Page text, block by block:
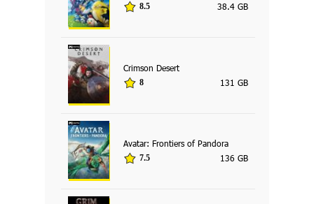
8.5 38.4 GB
Crimson Desert
8 131 GB
Avatar: Frontiers of Pandora
7.5 136 GB